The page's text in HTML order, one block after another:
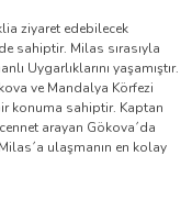
ziyaret edebilecek
sahiptir. Milas sırasıyla
Uygarlıklarını yaşamıştır.
ve Mandalya Körfezi
konuma sahiptir. Kaptan
arayan Gökova´da
ulaşmanın en kolay